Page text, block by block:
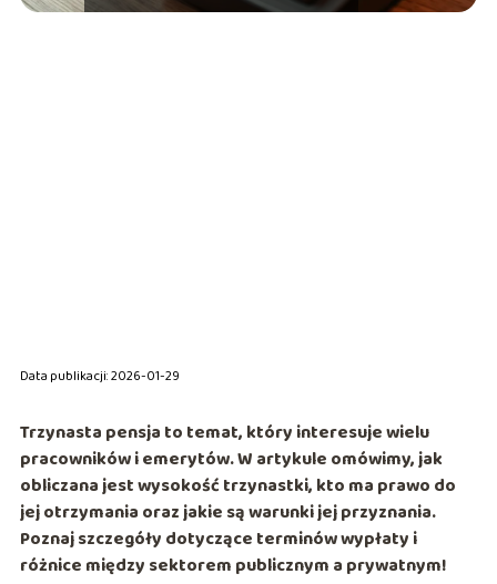
Data publikacji: 2026-01-29
Trzynasta pensja to temat, który interesuje wielu
pracowników i emerytów. W artykule omówimy, jak
obliczana jest wysokość trzynastki, kto ma prawo do
jej otrzymania oraz jakie są warunki jej przyznania.
Poznaj szczegóły dotyczące terminów wypłaty i
różnice między sektorem publicznym a prywatnym!